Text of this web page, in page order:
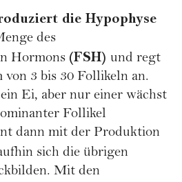
die Hypophyse
des
Hormons (FSH) und regt
von 3 bis 30 Follikeln an.
Ei, aber nur einer wächst
Follikel
dann mit der Produktion
sich die übrigen
Mit den